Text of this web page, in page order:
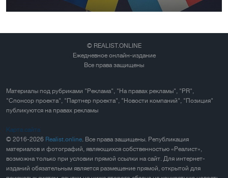
© REALIST.ONLINE
Ежедневное онлайн-издание
Все права защищены
Материалы под рубриками "Реклама", "На правах рекламы", "PR",
"Спонсор проекта", "Партнер проекта", "Новости компаний", "Позиция"
публикуются на правах рекламы
Карта сайта
© 2016-2026 Realist.online. Все права защищены. Републикация
материалов и фотографий, являющихся собственностью «Реалист»,
возможна только при условии прямой ссылки на сайт. Для интернет-
изданий обязательным является размещение прямой, открытой для